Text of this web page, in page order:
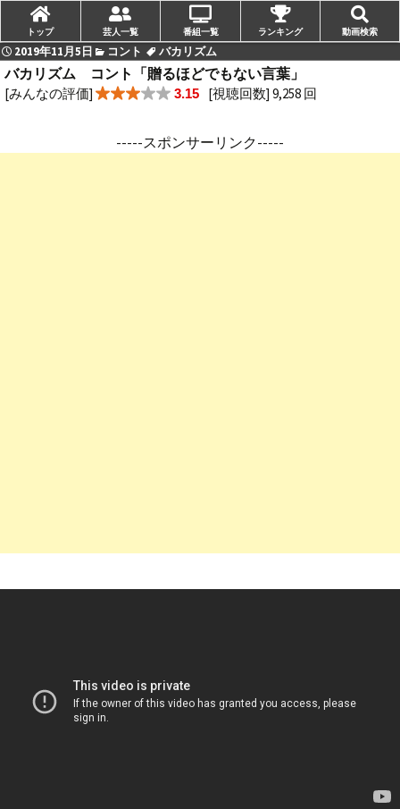
2019年11月5日 コント
バカリズム
バカリズム コント「贈るほどでもない言葉」
[みんなの評価] 3.15 [視聴回数] 9,258 回
-----スポンサーリンク-----
トップ 芸人一覧 番組一覧 ランキング 動画検索